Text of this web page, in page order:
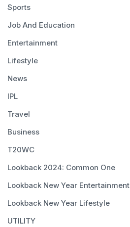
Sports
Job And Education
Entertainment
Lifestyle
News
IPL
Travel
Business
T20WC
Lookback 2024: Common One
Lookback New Year Entertainment
Lookback New Year Lifestyle
UTILITY